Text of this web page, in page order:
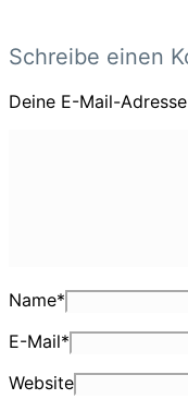
Schreibe einen
Deine E-Mail-
Name*
E-Mail*
Website